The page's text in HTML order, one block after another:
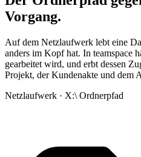
Vorgang.
Auf dem Netzlaufwerk lebt eine
anders im Kopf hat. In teamspace
gearbeitet wird, und erbt dessen
Projekt, der Kundenakte und dem
Netzlaufwerk · X:\ Ordnerpfad